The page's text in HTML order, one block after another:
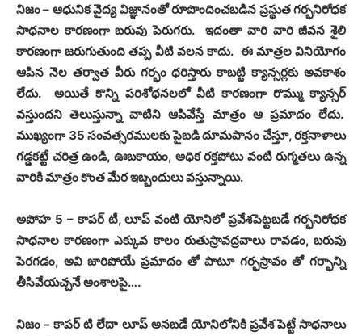
నిజం– ఆధునిక వైద్య విజ్ఞానంతో రూపొందించబడిన ప్రస్థుత గర్భనిరోధక
సాధనాల కారణంగా బరువు పెరుగరు.ఇదంతా వారి వారి జీవన శైలి
కారణంగా జరుగుతుంది తప్ప వీటి వలన కాదు. ఈ మాత్రల వినియోగం
ఆపిన నెల తర్వాత వీరు గర్భం ధరిస్తారు కాబట్టి క్యాన్సర్లకు అవకాశం
లేదు.అయితే కొన్ని పరిశోధనలలో వీటి కారణంగా రొమ్ము క్యాన్సర్
వస్తుందని తెలుస్తున్నా వాటిని ఆపివేస్తే మాత్రం ఆ ప్రమాదం లేదు.
ముఖ్యంగా 35 సంవత్సరములకు పైబడి దూమపానం చేస్తూ,రక్తనాళాలు
గడ్డకట్టే చరిత్ర ఉండి, ఊబకాయం, అధిక రక్తపోటు వంటి రుగ్మతలు ఉన్న
వారికి మాత్రం కొంత మేర ఇబ్బందులు వస్తున్నాయి.
అపోహ 5 –కాపర్ టీ,లూప్ వంటి యోనిలో ప్రవేశపెట్టబడే గర్భనిరోధక
సాధనాల కారణంగా ఎక్కువ కాలం రుతుస్రావద్రవాలు రావడం,బరువు
పెరగడం, అవి జారిపోయే ప్రమాదం తో పాటూ గర్భస్రావం తో గర్భాన్ని
తీసివేయచ్చనే అంశాలపై….
నిజం– కాపర్ టి లేదా లూప్ అనబడే యోనిలోనికి ప్రవేశ పెట్టే సాధనాలు